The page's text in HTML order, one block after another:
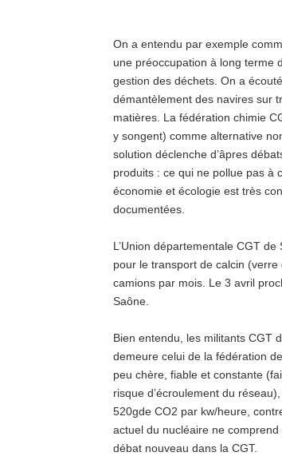
On a entendu par exemple
une préoccupation à long terme
gestion des déchets. On a
démantèlement des navires sur
matières. La fédération chimie
y songent) comme alternative
solution déclenche d’âpres
produits : ce qui ne pollue pas à
économie et écologie est très
documentées.
L’Union départementale CGT
pour le transport de calcin
camions par mois. Le 3 avril
Saône.
Bien entendu, les militants CGT
demeure celui de la fédération
peu chère, fiable et constante
risque d’écroulement du
520gde CO2 par kw/heure,
actuel du nucléaire ne
débat nouveau dans la CGT.